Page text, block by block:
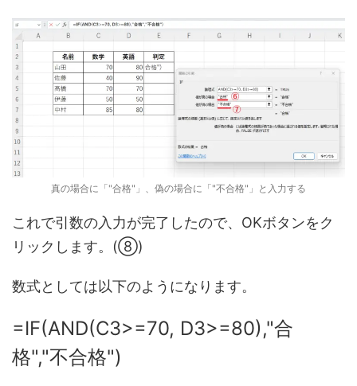
真の場合に「"合格"」、偽の場合に「"不合格"」と入力する
これで引数の入力が完了したので、OKボタンをク
リックします。(⑧)
数式としては以下のようになります。
=IF(AND(C3>=70, D3>=80),"合
格","不合格")